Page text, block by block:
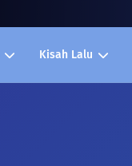
Kisah Lalu